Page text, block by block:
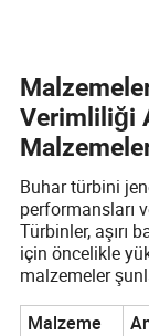
Verimliliği
Buhar türbini
performansları
Türbinler, aşırı
için öncelikle
malzemeler
Malzeme